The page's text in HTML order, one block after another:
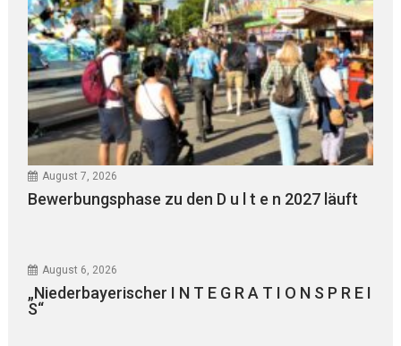
August 7, 2026
Bewerbungsphase zu den D u l t e n 2027 läuft
August 6, 2026
„Niederbayerischer I N T E G R A T I O N S P R E I
S“